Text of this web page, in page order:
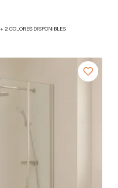
+ 2 COLORES DISPONIBLES